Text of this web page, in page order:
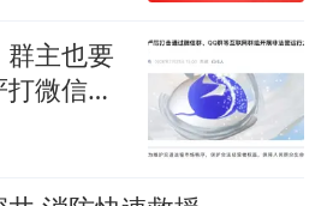
主也要
打微信